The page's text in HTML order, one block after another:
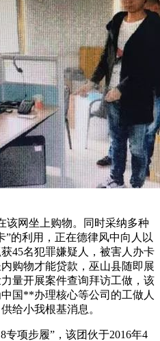
网坐上购物。同时采纳多种
”的利用，正在德律风中向人以
45名犯罪嫌疑人，被害人办卡
购物才能贷款，巫山县随即展
量开展案件查询拜访工做，该
国**办理核心等公司的工做人
给小我根基消息。
项步履”，该团伙于2016年4